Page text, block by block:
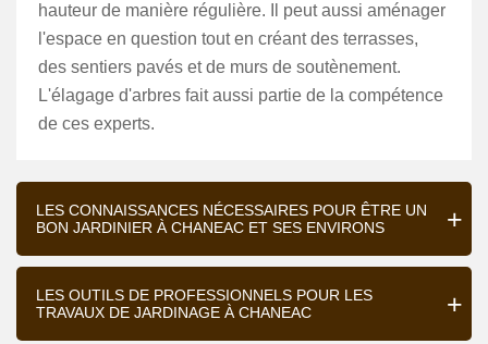
hauteur de manière régulière. Il peut aussi aménager
l'espace en question tout en créant des terrasses,
des sentiers pavés et de murs de soutènement.
L'élagage d'arbres fait aussi partie de la compétence
de ces experts.
LES CONNAISSANCES NÉCESSAIRES POUR ÊTRE UN
BON JARDINIER À CHANEAC ET SES ENVIRONS
LES OUTILS DE PROFESSIONNELS POUR LES
TRAVAUX DE JARDINAGE À CHANEAC